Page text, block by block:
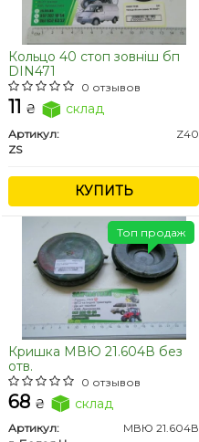
Кольцо 40 стоп зовніш бп
DIN471
0 отзывов
11 ₴ склад
Артикул:
Z40
ZS
КУПИТЬ
Кришка МВЮ 21.604В без
отв.
0 отзывов
68 ₴ склад
Артикул:
МВЮ 21.604В
Топ продаж